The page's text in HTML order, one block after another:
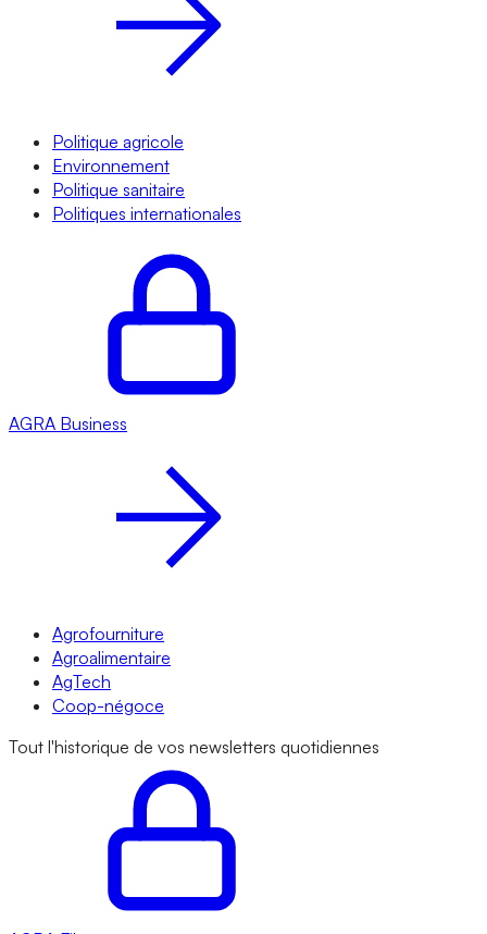
Politique agricole
Environnement
Politique sanitaire
Politiques internationales
AGRA Business
Agrofourniture
Agroalimentaire
AgTech
Coop-négoce
Tout l'historique de vos newsletters quotidiennes